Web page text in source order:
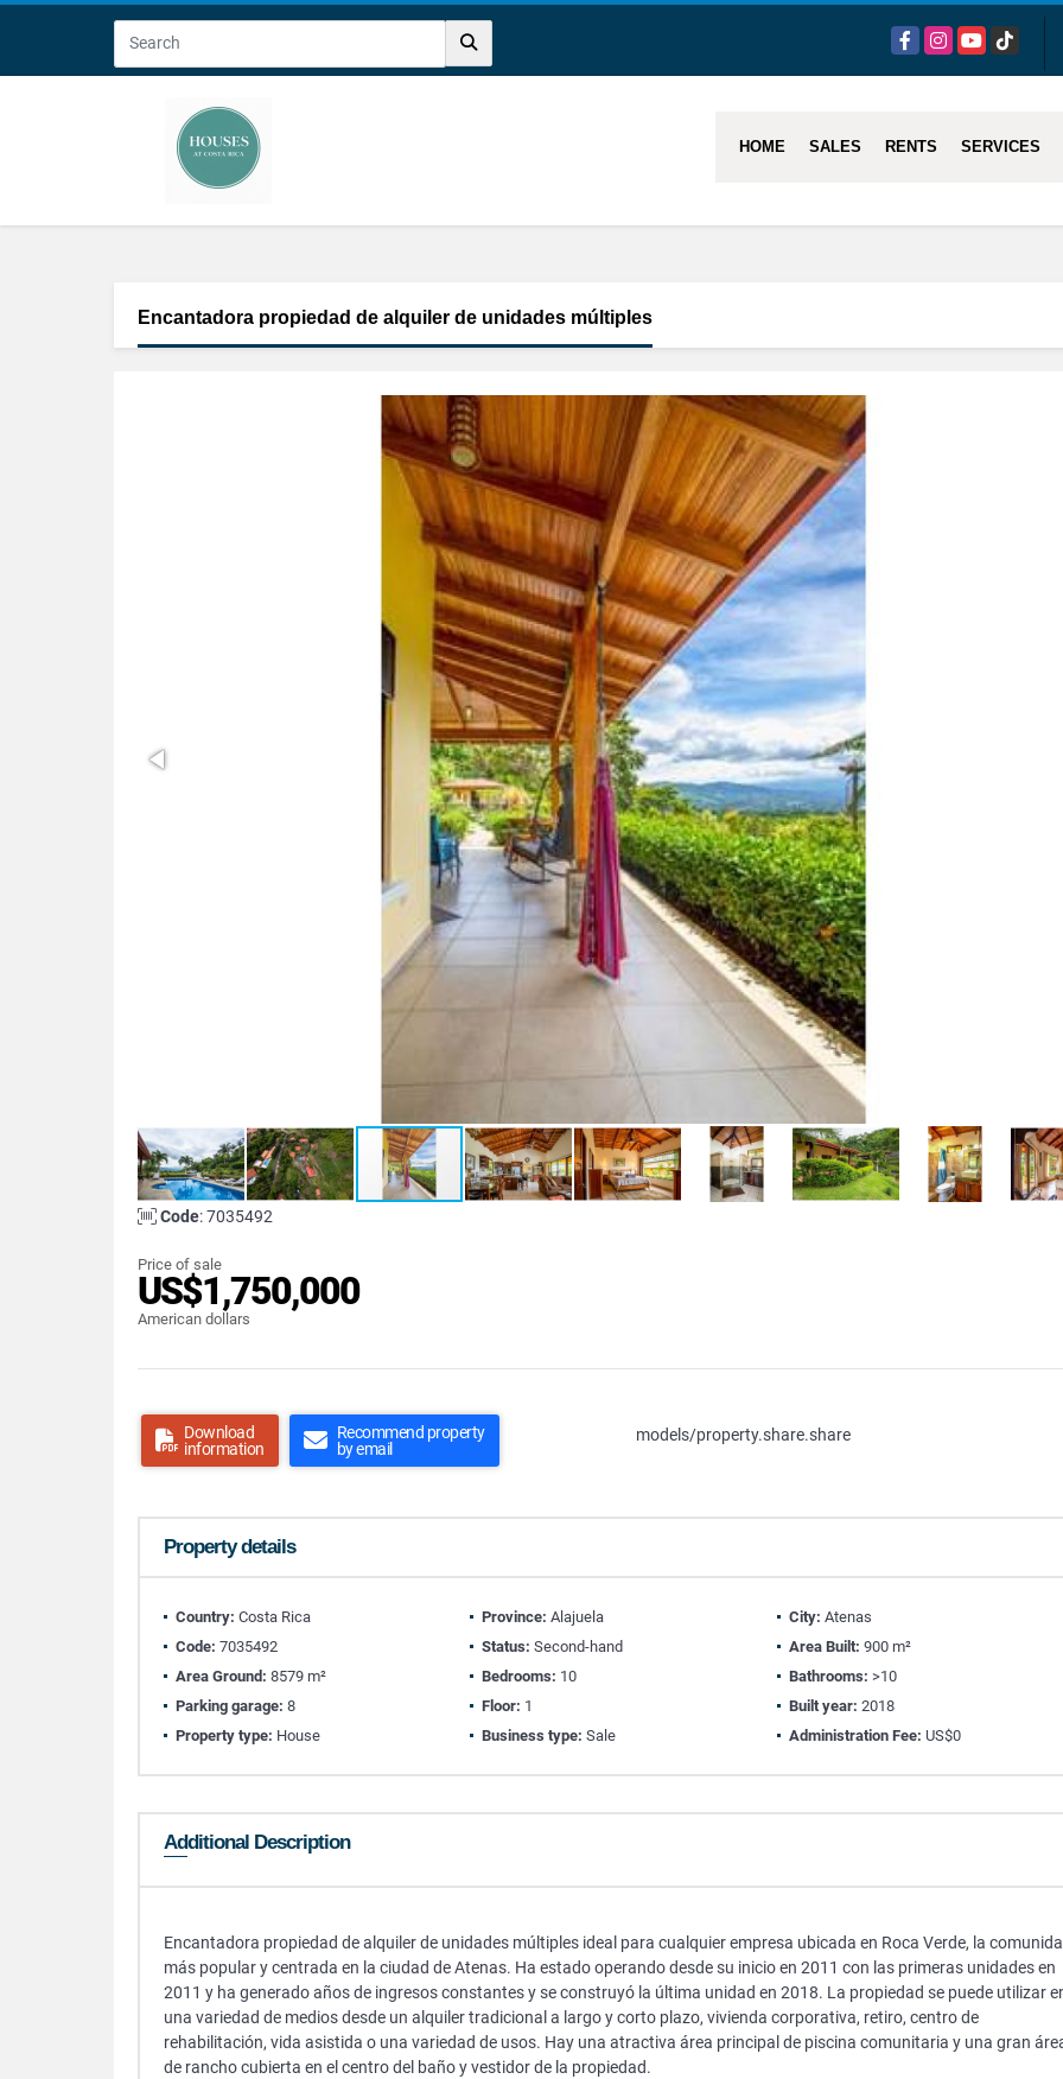
FacebookInstagram
YouTubeTikTok
HOME SALES RENTS SERVICES
Encantadora propiedad de alquiler de unidades múltiples
Code: 7035492
Price of sale
US$1,750,000
American dollars
Download
information
Recommend property
by email
models/property.share.share
Property details
Country: Costa Rica Province: Alajuela City: Atenas
Code: 7035492 Status: Second-hand Area Built: 900 m²
Area Ground: 8579 m² Bedrooms: 10 Bathrooms: >10
Parking garage: 8 Floor: 1 Built year: 2018
Property type: House Business type: Sale Administration Fee: US$0
Additional Description
Encantadora propiedad de alquiler de unidades múltiples ideal para cualquier empresa ubicada en Roca Verde, la
más popular y centrada en la ciudad de Atenas. Ha estado operando desde su inicio en 2011 con las primeras unidades en
2011 y ha generado años de ingresos constantes y se construyó la última unidad en 2018. La propiedad se puede utilizar
una variedad de medios desde un alquiler tradicional a largo y corto plazo, vivienda corporativa, retiro, centro de
rehabilitación, vida asistida o una variedad de usos. Hay una atractiva área principal de piscina comunitaria y una gran
de rancho cubierta en el centro del baño y vestidor de la propiedad.